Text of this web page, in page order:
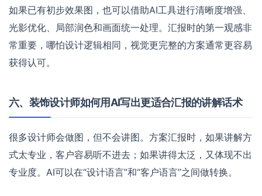
如果已有初步效果图，也可以借助AI工具进行清晰度增强、
光影优化、局部润色和画面统一处理。汇报时的第一观感非
常重要，哪怕设计逻辑相同，视觉更完整的方案通常更容易
获得认可。
六、装饰设计师如何用AI写出更适合汇报的讲解话术
很多设计师会做图，但不会讲图。方案汇报时，如果讲解方
式太专业，客户容易听不进去；如果讲得太泛，又体现不出
专业度。AI可以在“设计语言”和“客户语言”之间做转换。